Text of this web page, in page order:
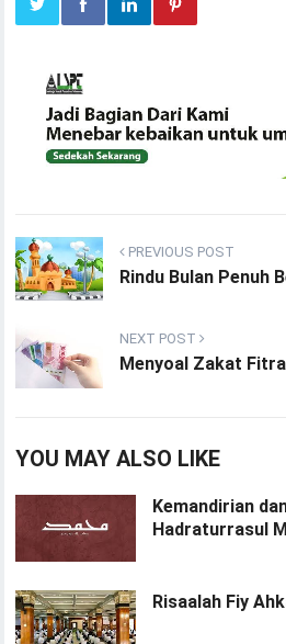
PREVIOUS POST
Rindu Bulan Penuh
NEXT POST
Menyoal Zakat
YOU MAY ALSO LIKE
Kemandirian
Hadraturrasul
Risaalah Fiy